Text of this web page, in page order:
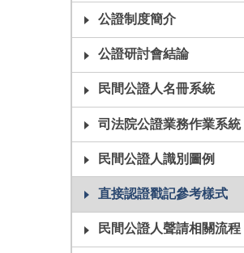
公證制度簡介
公證研討會結論
民間公證人名冊系統
司法院公證業務作業系統
民間公證人識別圖例
直接認證戳記參考樣式
民間公證人聲請相關流程